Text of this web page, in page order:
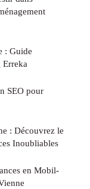
: Guide
Erreka
SEO pour
: Découvrez le
Inoubliables
en Mobil-